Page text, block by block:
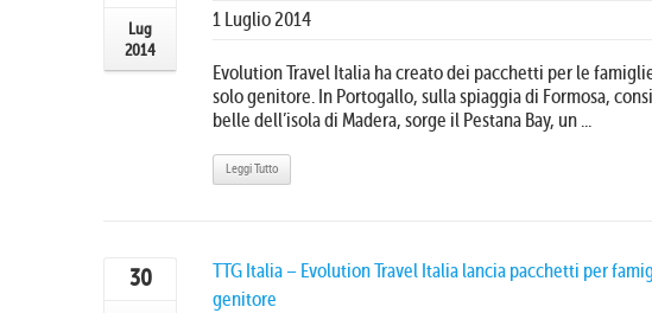
Lug
2014
1 Luglio 2014
Evolution Travel Italia ha creato dei pacchetti per le
solo genitore. In Portogallo, sulla spiaggia di Formosa,
belle dell’isola di Madera, sorge il Pestana Bay, un ...
Leggi Tutto
30
TTG Italia – Evolution Travel Italia lancia pacchetti per
genitore